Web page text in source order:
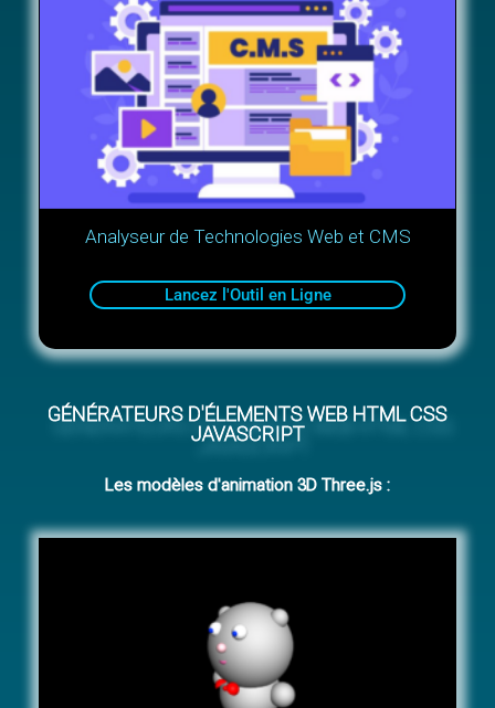
Analyseur de Technologies Web et CMS
Lancez l'Outil en Ligne
GÉNÉRATEURS D'ÉLEMENTS WEB HTML CSS
JAVASCRIPT
Les modèles d'animation 3D Three.js :